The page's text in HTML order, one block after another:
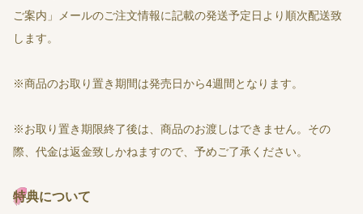
ご案内」メールのご注文情報に記載の発送予定日より順次配送致
します。
※商品のお取り置き期間は発売日から4週間となります。
※お取り置き期限終了後は、商品のお渡しはできません。その
際、代金は返金致しかねますので、予めご了承ください。
特典について